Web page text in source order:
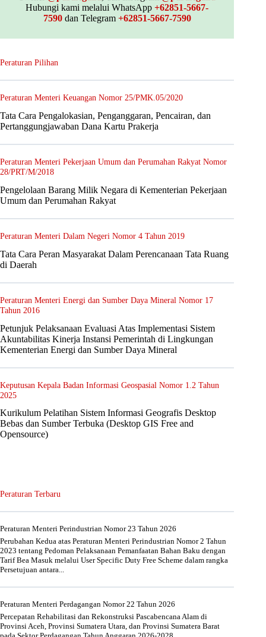
Hubungi kami melalui WhatsApp+62851-5667-
7590dan Telegram +62851-5667-7590
Peraturan Pilihan
Peraturan Menteri Keuangan Nomor 25/PMK.05/2020
Tata Cara Pengalokasian, Penganggaran, Pencairan, dan
Pertanggungjawaban Dana Kartu Prakerja
Peraturan Menteri Pekerjaan Umum dan Perumahan Rakyat Nomor
28/PRT/M/2018
Pengelolaan Barang Milik Negara di Kementerian Pekerjaan
Umum dan Perumahan Rakyat
Peraturan Menteri Dalam Negeri Nomor 4 Tahun 2019
Tata Cara Peran Masyarakat Dalam Perencanaan Tata Ruang
di Daerah
Peraturan Menteri Energi dan Sumber Daya Mineral Nomor 17
Tahun 2016
Petunjuk Pelaksanaan Evaluasi Atas Implementasi Sistem
Akuntabilitas Kinerja Instansi Pemerintah di Lingkungan
Kementerian Energi dan Sumber Daya Mineral
Keputusan Kepala Badan Informasi Geospasial Nomor 1.2 Tahun
2025
Kurikulum Pelatihan Sistem Informasi Geografis Desktop
Bebas dan Sumber Terbuka (Desktop GIS Free and
Opensource)
Peraturan Terbaru
Peraturan Menteri Perindustrian Nomor 23 Tahun 2026
Perubahan Kedua atas Peraturan Menteri Perindustrian Nomor 2 Tahun
2023 tentang Pedoman Pelaksanaan Pemanfaatan Bahan Baku dengan
Tarif Bea Masuk melalui User Specific Duty Free Scheme dalam rangka
Persetujuan antara...
Peraturan Menteri Perdagangan Nomor 22 Tahun 2026
Percepatan Rehabilitasi dan Rekonstruksi Pascabencana Alam di
Provinsi Aceh, Provinsi Sumatera Utara, dan Provinsi Sumatera Barat